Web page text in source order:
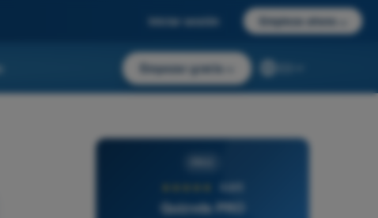
Iniciar sesión Empieza ahora
Empezar gratis
4,6/5
Quizvds PRO